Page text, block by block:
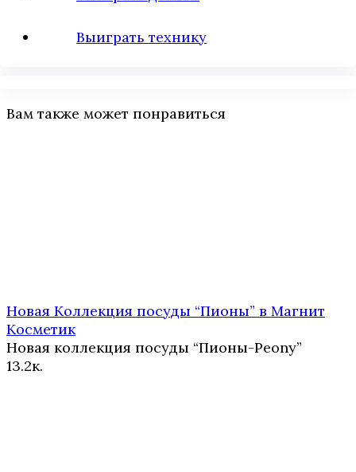
Выиграть технику
Вам также может понравиться
Новая Коллекция посуды “Пионы” в Магнит
Косметик
Новая коллекция посуды “Пионы-Peony”
13.2к.